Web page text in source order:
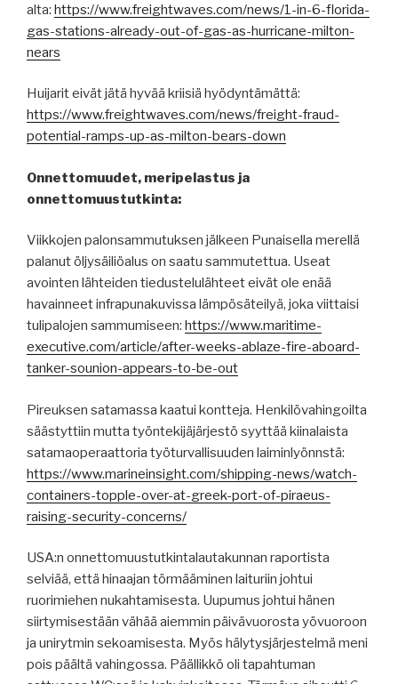
alta: https://www.freightwaves.com/news/1-in-6-florida-
gas-stations-already-out-of-gas-as-hurricane-milton-
nears
Huijarit eivät jätä hyvää kriisiä hyödyntämättä:
https://www.freightwaves.com/news/freight-fraud-
potential-ramps-up-as-milton-bears-down
Onnettomuudet, meripelastus ja
onnettomuustutkinta:
Viikkojen palonsammutuksen jälkeen Punaisella merellä
palanut öljysäiliöalus on saatu sammutettua. Useat
avointen lähteiden tiedustelulähteet eivät ole enää
havainneet infrapunakuvissa lämpösäteilyä, joka viittaisi
tulipalojen sammumiseen: https://www.maritime-
executive.com/article/after-weeks-ablaze-fire-aboard-
tanker-sounion-appears-to-be-out
Pireuksen satamassa kaatui kontteja. Henkilövahingoilta
säästyttiin mutta työntekijäjärjestö syyttää kiinalaista
satamaoperaattoria työturvallisuuden laiminlyönnstä:
https://www.marineinsight.com/shipping-news/watch-
containers-topple-over-at-greek-port-of-piraeus-
raising-security-concerns/
USA:n onnettomuustutkintalautakunnan raportista
selviää, että hinaajan törmääminen laituriin johtui
ruorimiehen nukahtamisesta. Uupumus johtui hänen
siirtymisestään vähää aiemmin päivävuorosta yövuoroon
ja unirytmin sekoamisesta. Myös hälytysjärjestelmä meni
pois päältä vahingossa. Päällikkö oli tapahtuman